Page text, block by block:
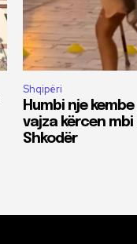
Shqipëri
Humbi nje
vajza kërcen
Shkodër